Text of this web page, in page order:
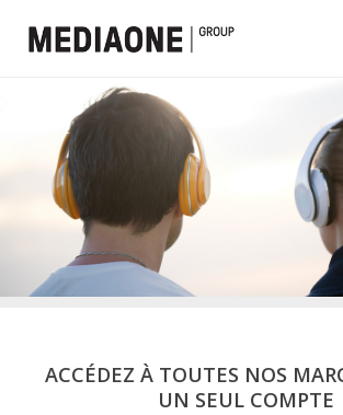
ACCÉDEZ À TOUTES NOS
UN SEUL COMPTE